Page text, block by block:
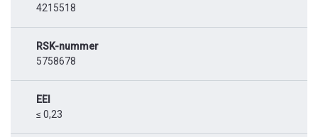
4215518
RSK-nummer
5758678
EEI
≤ 0,23